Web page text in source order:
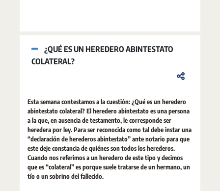
¿QUÉ ES UN HEREDERO ABINTESTATO
COLATERAL?
Esta semana contestamos a la cuestión: ¿Qué es un heredero
abintestato colateral? El heredero abintestato es una persona
a la que, en ausencia de testamento, le corresponde ser
heredera por ley. Para ser reconocida como tal debe instar una
“declaración de herederos abintestato” ante notario para que
este deje constancia de quiénes son todos los herederos.
Cuando nos referimos a un heredero de este tipo y decimos
que es “colateral” es porque suele tratarse de un hermano, un
tío o un sobrino del fallecido.